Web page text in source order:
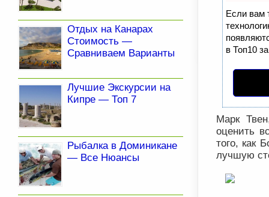
Если вам
в Топ10
Марк
оценить
того, как
лучшую
Отдых на Канарах
Стоимость —
Сравниваем Варианты
Лучшие Экскурсии на
Кипре — Топ 7
Рыбалка в Доминикане
— Все Нюансы